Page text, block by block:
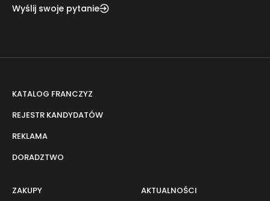
Wyślij swoje pytanie
KATALOG FRANCZYZ
REJESTR KANDYDATÓW
REKLAMA
DORADZTWO
ZAKUPY AKTUALNOŚCI